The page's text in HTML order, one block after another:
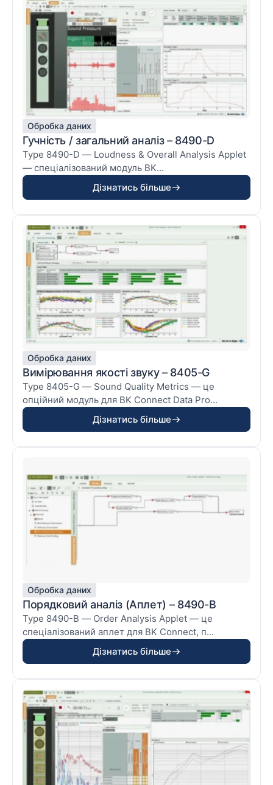
Обробка даних
Гучність / загальний аналіз – 8490-D
Type 8490-D — Loudness & Overall Analysis Applet
— спеціалізований модуль BK...
Дізнатись більше
Обробка даних
Вимірювання якості звуку – 8405-G
Type 8405-G — Sound Quality Metrics — це
опційний модуль для BK Connect Data Pro...
Дізнатись більше
Обробка даних
Порядковий аналіз (Аплет) – 8490-B
Type 8490-B — Order Analysis Applet — це
спеціалізований аплет для BK Connect, п...
Дізнатись більше